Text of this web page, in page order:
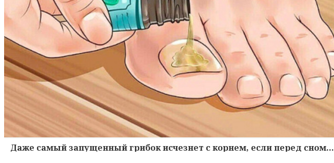
Даже самый запущенный грибок исчезнет с корнем, если перед сном…